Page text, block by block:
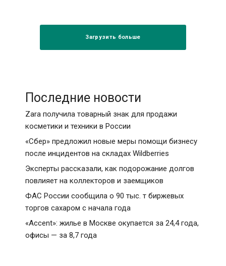
Загрузить больше
Последние новости
Zara получила товарный знак для продажи
косметики и техники в России
«Сбер» предложил новые меры помощи бизнесу
после инцидентов на складах Wildberries
Эксперты рассказали, как подорожание долгов
повлияет на коллекторов и заемщиков
ФАС России сообщила о 90 тыс. т биржевых
торгов сахаром с начала года
«Accent»: жилье в Москве окупается за 24,4 года,
офисы — за 8,7 года